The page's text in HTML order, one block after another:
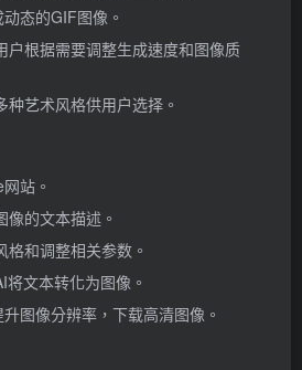
动态的GIF图像。
户根据需要调整生成速度和图像质
种艺术风格供用户选择。
站。
的文本描述。
和调整相关参数。
将文本转化为图像。
图像分辨率，下载高清图像。